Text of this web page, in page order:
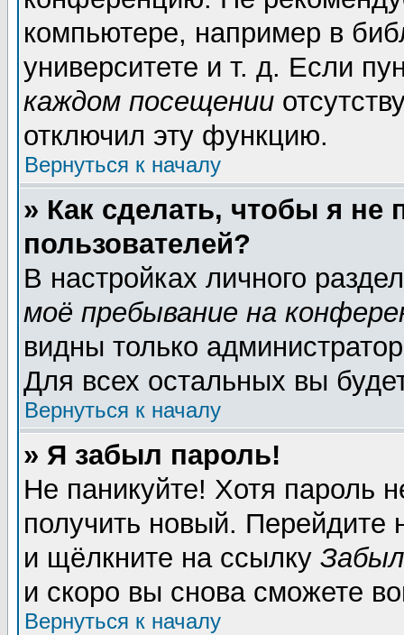
компьютере, например в
университете и т. д. Если
каждом посещении
отключил эту функцию.
Вернуться к началу
» Как сделать, чтобы я не
пользователей?
В настройках личного
моё пребывание на
видны только
Для всех остальных вы
Вернуться к началу
» Я забыл пароль!
Не паникуйте! Хотя пароль
получить новый. Перейдите
и щёлкните на ссылку
и скоро вы снова сможете
Вернуться к началу